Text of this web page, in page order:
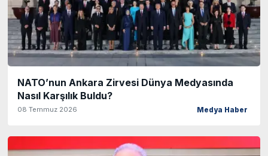
NATO’nun Ankara Zirvesi Dünya Medyasında
Nasıl Karşılık Buldu?
08 Temmuz 2026 Medya Haber